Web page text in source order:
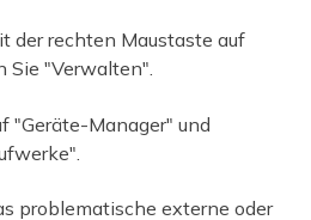
der rechten Maustaste auf
Sie "Verwalten".
"Geräte-Manager" und
problematische externe oder